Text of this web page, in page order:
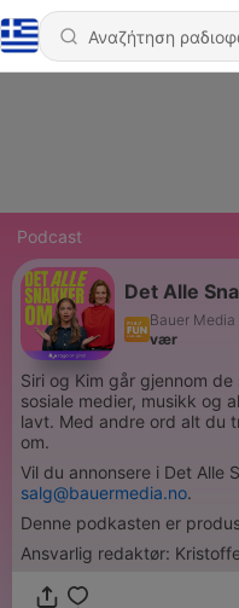
Podcast
Det Alle
Bauer Media
vær
Siri og Kim går gjennom
sosiale medier, musikk og
lavt. Med andre ord alt du
om.
Vil du annonsere i Det Alle
salg@bauermedia.no.
Denne podkasten er
Ansvarlig redaktør: